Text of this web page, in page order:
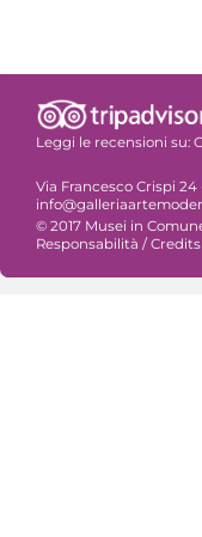
Leggi le recensioni su:
Via Francesco Crispi 24
© 2017 Musei in
Responsabilità /Credits